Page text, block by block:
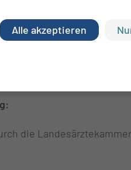
med. David Kaul
Klaus-Henning Kahl
die
Alle akzeptieren